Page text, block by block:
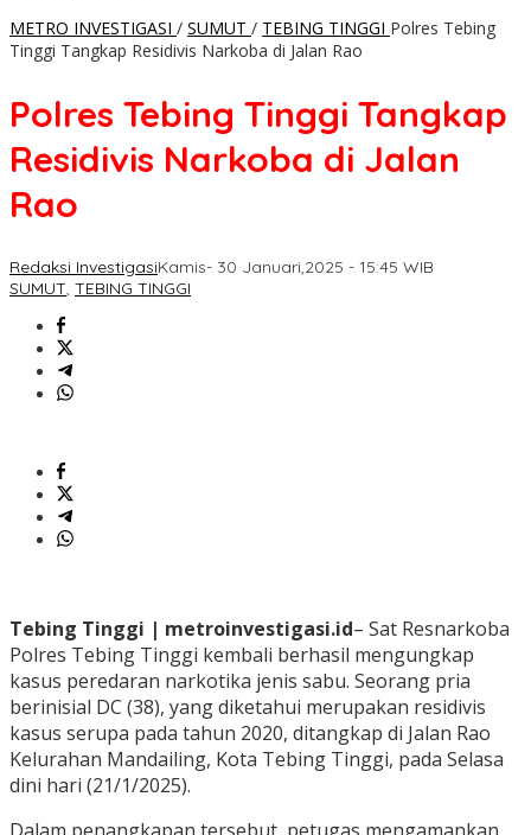
METRO INVESTIGASI / SUMUT / TEBING TINGGI Polres Tebing
Tinggi Tangkap Residivis Narkoba di Jalan Rao
Polres Tebing Tinggi Tangkap
Residivis Narkoba di Jalan
Rao
Redaksi InvestigasiKamis- 30 Januari,2025 - 15:45 WIB
SUMUT, TEBING TINGGI
Tebing Tinggi | metroinvestigasi.id– Sat Resnarkoba
Polres Tebing Tinggi kembali berhasil mengungkap
kasus peredaran narkotika jenis sabu. Seorang pria
berinisial DC (38), yang diketahui merupakan residivis
kasus serupa pada tahun 2020, ditangkap di Jalan Rao
Kelurahan Mandailing, Kota Tebing Tinggi, pada Selasa
dini hari (21/1/2025).